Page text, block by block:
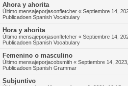
Ahora y ahorita
Último mensajeporjasonfletcher « Septiembre 14,
Publicadoen Spanish Vocabulary
Hora y ahorita
Último mensajeporjasonfletcher « Septiembre 14,
Publicadoen Spanish Vocabulary
Femenino o masculino
Último mensajeporjacobsmith « Septiembre 14,
Publicadoen Spanish Grammar
Subjuntivo